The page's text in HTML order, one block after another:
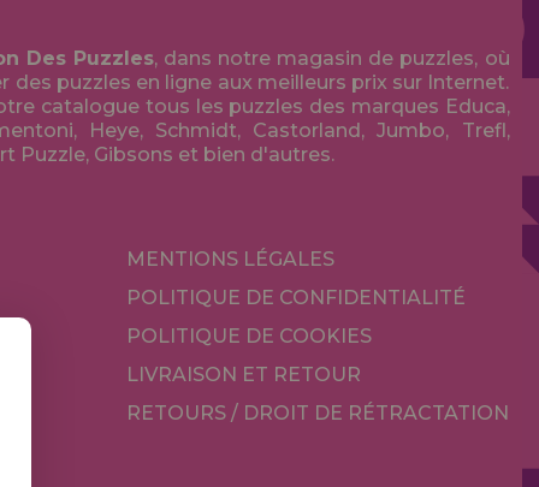
Des Puzzles, dans notre magasin de puzzles, où
des puzzles en ligne aux meilleurs prix sur Internet.
catalogue tous les puzzles des marques Educa,
Heye, Schmidt, Castorland, Jumbo, Trefl,
Puzzle, Gibsons et bien d'autres.
MENTIONS LÉGALES
POLITIQUE DE CONFIDENTIALITÉ
POLITIQUE DE COOKIES
LIVRAISON ET RETOUR
RETOURS / DROIT DE RÉTRACTATION